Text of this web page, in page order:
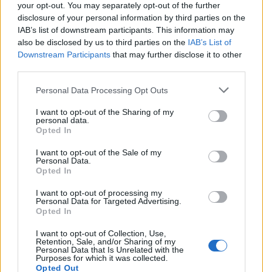
your opt-out. You may separately opt-out of the further
disclosure of your personal information by third parties on the
IAB’s list of downstream participants. This information may
also be disclosed by us to third parties on the IAB’s List of
Downstream Participants that may further disclose it to other
Please note that this website/app uses one or more Google
not limited to your visit or usage behaviour. You may click to
grant or deny consent to Google and its third-party tags to
use your data for below specified purposes in below Google
consent section.
Personal Data Processing Opt Outs
I want to opt-out of the Sharing of my
personal data.
Opted In
I want to opt-out of the Sale of my
Personal Data.
Opted In
I want to opt-out of processing my
Personal Data for Targeted Advertising.
Opted In
I want to opt-out of Collection, Use,
Retention, Sale, and/or Sharing of my
Personal Data that Is Unrelated with the
Purposes for which it was collected.
Opted Out
Az április hetedikén bejelentett hiba tényleg nagyon
komoly, mert egy olyan rendszert érint, amit
rengeteg bank, levelező és közösségi szolgáltatás
használ az internetes kommunikáció titkosítására. Az
indás szolgáltatások viszont nem használják ezt a
támadható verzióját a rendszernek, így a
Indapassban.Levelezésedhez, blogodhoz, fotóidhoz,
videóidhoz ezen a biztonsági résen keresztül senki
Bővebben a veszélyről az
Ha már szóba került ez a durva hiba, és
biztonságáról.
Használj legalább 6 karakteres jelszót (ne